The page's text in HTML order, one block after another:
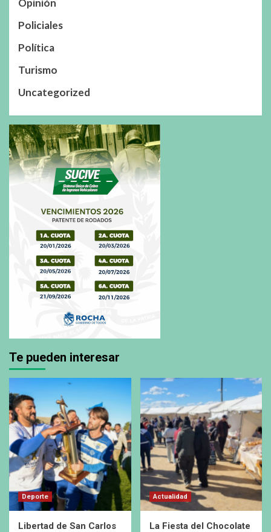
Policiales
Política
Turismo
Uncategorized
Te pueden interesar
Deporte
Libertad de San Carlos
Actualidad
La Fiesta del Chocolate